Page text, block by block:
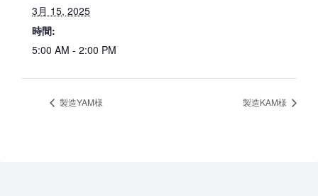
3月 15, 2025
時間:
5:00 AM - 2:00 PM
製造YAM様 製造KAM様